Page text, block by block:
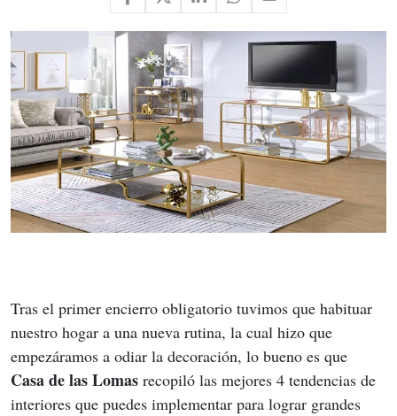
Tras el primer encierro obligatorio tuvimos que habituar
nuestro hogar a una nueva rutina, la cual hizo que
empezáramos a odiar la decoración, lo bueno es que
Casa de las Lomas recopiló las mejores 4 tendencias de
interiores que puedes implementar para lograr grandes